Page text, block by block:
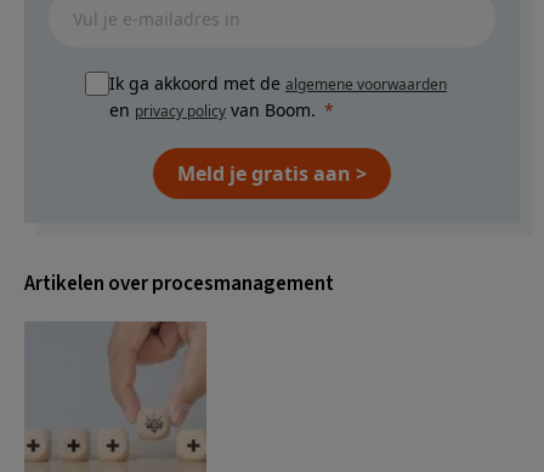
Ik ga akkoord met de algemene voorwaarden
en privacy policy van Boom.
Meld je gratis aan >
Artikelen over procesmanagement